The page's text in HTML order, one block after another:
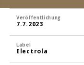
Veröffentlichung
7.7.2023
Label
Electrola